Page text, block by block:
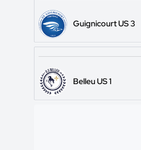
Guignicourt US 3
Belleu US 1